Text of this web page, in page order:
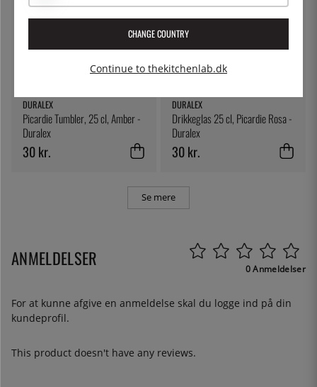
DURALEX
Picardie Tumbler, 25 cl, Amber -
Duralex
30 kr.
DURALEX
Drikkeglas 25 cl, Picardie Rosa -
Duralex
30 kr.
Se mere
ANMELDELSER 0 Anmeldelser
For at kunne afgive en anmeldelse skal du logge ind på din
kundeprofil.
This product doesn't have any reviews.
CHANGE COUNTRY
Continue to thekitchenlab.dk